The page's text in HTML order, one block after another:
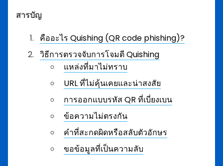
สารบัญ
คืออะไร Quishing (QR code phishing)?
วิธีการตรวจจับการโจมตี Quishing
แหล่งที่มาไม่ทราบ
URL ที่ไม่คุ้นเคยและน่าสงสัย
การออกแบบรหัส QR ที่เบี่ยงเบน
ข้อความไม่ตรงกัน
คำที่สะกดผิดหรือสลับตัวอักษร
ขอข้อมูลที่เป็นความลับ